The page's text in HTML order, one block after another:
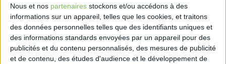
Nous et nos partenaires stockons et/ou accédons à des
informations sur un appareil, telles que les cookies, et traitons
des données personnelles telles que des identifiants uniques et
des informations standards envoyées par un appareil pour des
publicités et du contenu personnalisés, des mesures de publicité
et de contenu, des études d'audience et le développement de